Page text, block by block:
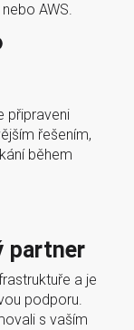
AWS.
připraveni
řešením,
během
partner
a je
podporu.
s vaším